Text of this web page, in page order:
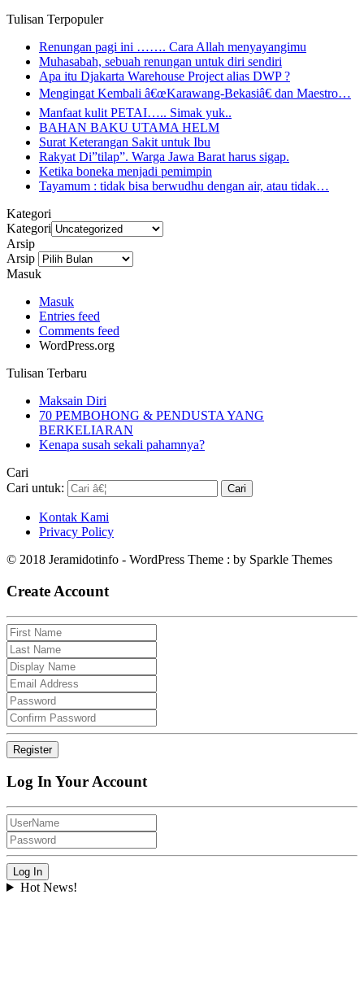
Tulisan Terpopuler
Renungan pagi ini ……. Cara Allah menyayangimu
Muhasabah, sebuah renungan untuk diri sendiri
Apa itu Djakarta Warehouse Project alias DWP ?
Mengingat Kembali â€œKarawang-Bekasiâ€ dan Maestro…
Manfaat kulit PETAI….. Simak yuk..
BAHAN BAKU UTAMA HELM
Surat Keterangan Sakit untuk Ibu
Rakyat Di”tilap”. Warga Jawa Barat harus sigap.
Ketika boneka menjadi pemimpin
Tayamum : tidak bisa berwudhu dengan air, atau tidak…
Kategori
Kategori
Arsip
Arsip
Masuk
Masuk
Entries feed
Comments feed
WordPress.org
Tulisan Terbaru
Maksain Diri
70 PEMBOHONG & PENDUSTA YANG
BERKELIARAN
Kenapa susah sekali pahamnya?
Cari
Cari untuk:
Kontak Kami
Privacy Policy
© 2018 Jeramidotinfo - WordPress Theme : by Sparkle Themes
Create Account
Log In Your Account
Hot News!